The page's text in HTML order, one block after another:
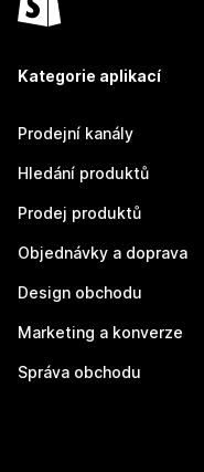
Kategorie aplikací
Prodejní kanály
Hledání produktů
Prodej produktů
Objednávky a doprava
Design obchodu
Marketing a konverze
Správa obchodu